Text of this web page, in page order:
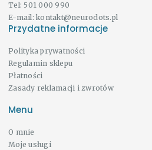
Tel: 501 000 990
E-mail: kontakt@neurodots.pl
Przydatne informacje
Polityka prywatności
Regulamin sklepu
Płatności
Zasady reklamacji i zwrotów
Menu
O mnie
Moje usługi